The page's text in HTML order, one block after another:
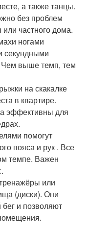
а также танцы.
без проблем
частного дома.
ногами
секундными
выше темп, тем
на скакалке
в квартире.
эффективны для
помогут
пояса и рук . Все
темпе. Важен
или
(диски). Они
и позволяют